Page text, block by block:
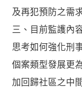
及再犯預防之需
三、目前監護內
思考如何強化刑
個案類型發展更
加回歸社區之中